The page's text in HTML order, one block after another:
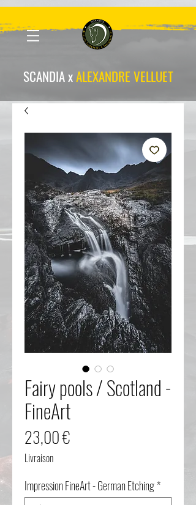
SCANDIA xALEXANDRE VELLUET
Fairy pools / Scotland -
FineArt
23,00 €
Livraison
Impression FineArt - German Etching*